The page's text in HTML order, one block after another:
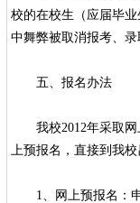
校的在校生（应届毕
中舞弊被取消报考、
五、报名办法
我校2012年采取网
上预报名，直接到我校
1、网上预报名：申